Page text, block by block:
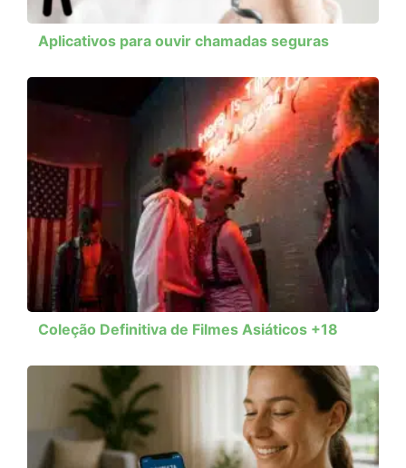
Aplicativos para ouvir chamadas seguras
Coleção Definitiva de Filmes Asiáticos +18